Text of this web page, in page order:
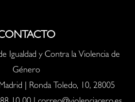
Igualdad y Contra la Violencia de
Género
| Ronda Toledo, 10, 28005